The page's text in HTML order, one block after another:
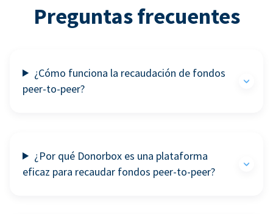
Preguntas frecuentes
¿Cómo funciona la recaudación de fondos
peer-to-peer?
¿Por qué Donorbox es una plataforma
eficaz para recaudar fondos peer-to-peer?